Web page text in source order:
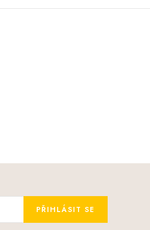
PŘIHLÁSIT SE